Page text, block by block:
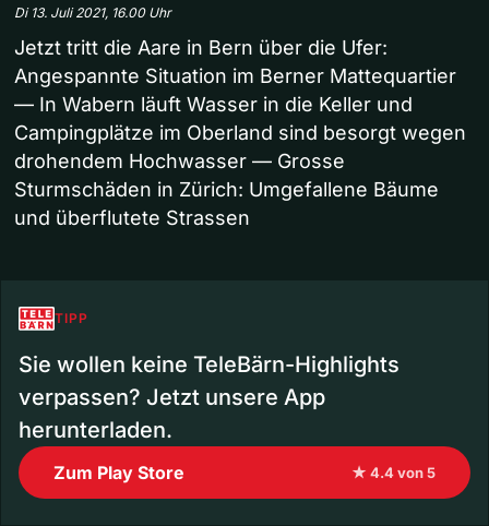
Di 13. Juli 2021, 16.00 Uhr
Jetzt tritt die Aare in Bern über die Ufer:
Angespannte Situation im Berner Mattequartier
— In Wabern läuft Wasser in die Keller und
Campingplätze im Oberland sind besorgt wegen
drohendem Hochwasser — Grosse
Sturmschäden in Zürich: Umgefallene Bäume
und überflutete Strassen
TIPP
Sie wollen keine TeleBärn-Highlights
verpassen? Jetzt unsere App
herunterladen.
Zum Play Store ★ 4.4 von 5